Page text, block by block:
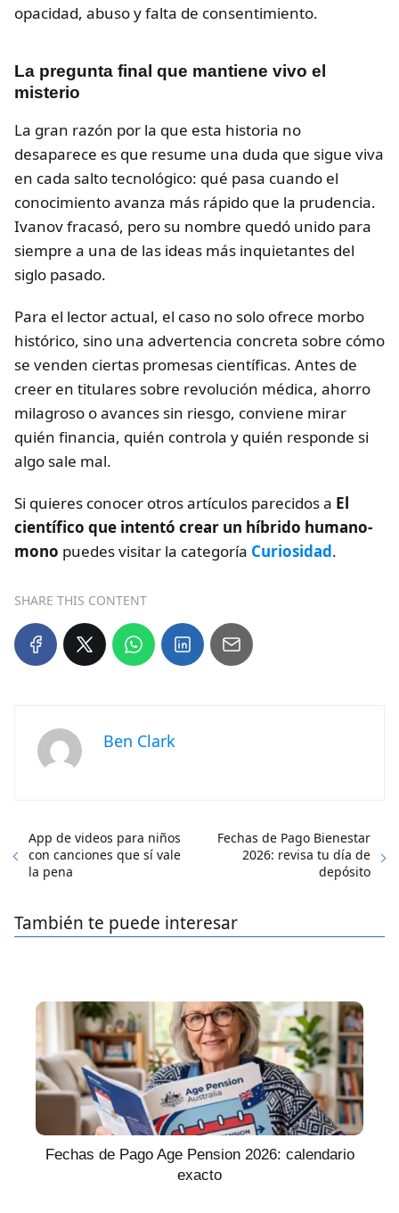
opacidad, abuso y falta de consentimiento.
La pregunta final que mantiene vivo el
misterio
La gran razón por la que esta historia no
desaparece es que resume una duda que sigue viva
en cada salto tecnológico: qué pasa cuando el
conocimiento avanza más rápido que la prudencia.
Ivanov fracasó, pero su nombre quedó unido para
siempre a una de las ideas más inquietantes del
siglo pasado.
Para el lector actual, el caso no solo ofrece morbo
histórico, sino una advertencia concreta sobre cómo
se venden ciertas promesas científicas. Antes de
creer en titulares sobre revolución médica, ahorro
milagroso o avances sin riesgo, conviene mirar
quién financia, quién controla y quién responde si
algo sale mal.
Si quieres conocer otros artículos parecidos a El
científico que intentó crear un híbrido humano-
mono puedes visitar la categoría Curiosidad.
SHARE THIS CONTENT
Ben Clark
App de videos para niños
con canciones que sí vale
la pena
Fechas de Pago Bienestar
2026: revisa tu día de
depósito
También te puede interesar
Fechas de Pago Age Pension 2026: calendario
exacto